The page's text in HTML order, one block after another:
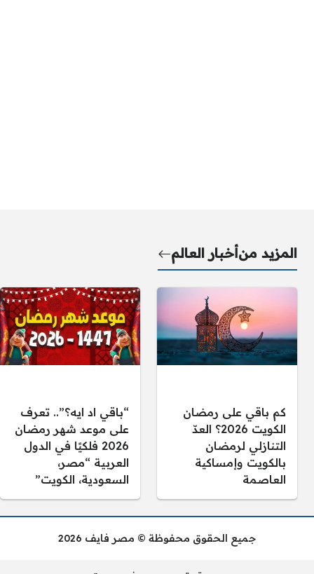
المزيد منأخبار العالم
كم باقي على رمضان
الكويت 2026؟ العدّ
التنازلي لرمضان
بالكويت وإمساكية
العاصمة
“باقي اد ايه؟”.. تعرف
على موعد شهر رمضان
2026 فلكيًا في الدول
العربية “مصر،
السعودية، الكويت”
جميع الحقوق محفوظة © مصر فايف 2026